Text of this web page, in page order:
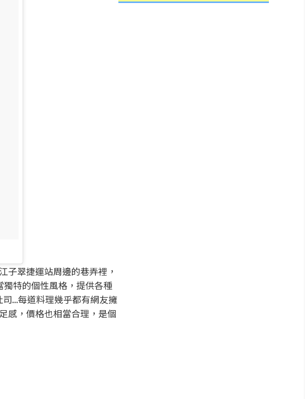
子翠捷運站周邊的巷弄裡，
特的個性風格，提供各種
...每道料理幾乎都有網友擁
感，價格也相當合理，是個